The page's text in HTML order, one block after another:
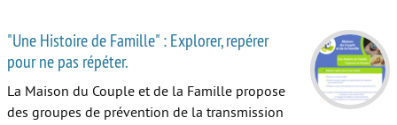
Vie de couple
Place aux grands-parents
"Une Histoire de Famille" : Explorer, repérer
pour ne pas répéter.
La Maison du Couple et de la Famille propose
des groupes de prévention de la transmission